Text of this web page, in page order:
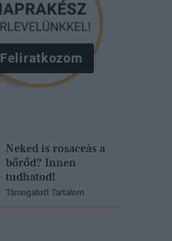
Feliratkozom
Neked is rosaceás a
bőrőd? Innen
tudhatod!
Támogatott Tartalom